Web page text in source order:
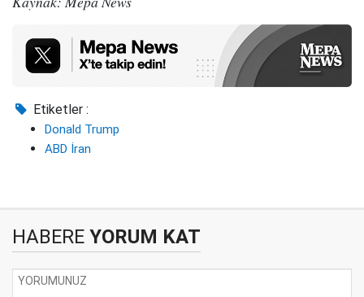
Etiketler :
Donald Trump
ABD İran
HABERE YORUM KAT